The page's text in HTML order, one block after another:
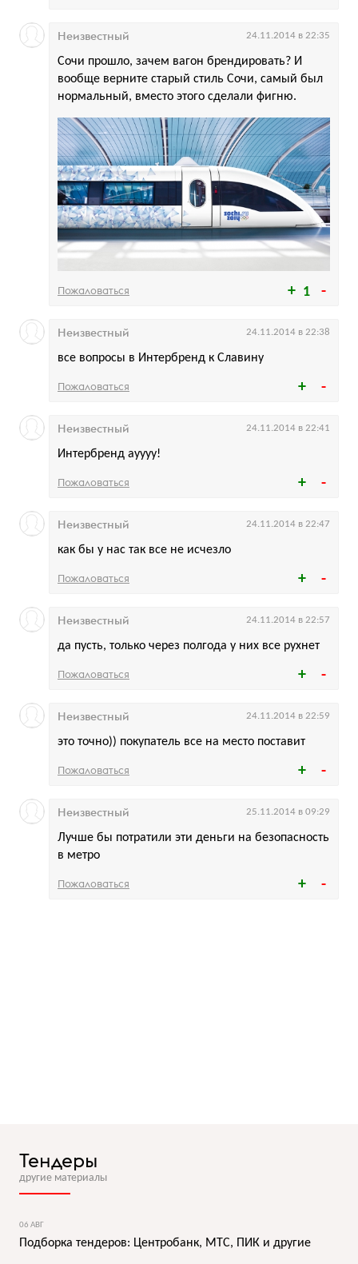
1
Сочи прошло, зачем вагон брендировать? И
вообще верните старый стиль Сочи, самый был
нормальный, вместо этого сделали фигню.
Неизвестный 24.11.2014 в 22:35
Пожаловаться
все вопросы в Интербренд к Славину
Неизвестный 24.11.2014 в 22:38
Пожаловаться
Интербренд ауууу!
Неизвестный 24.11.2014 в 22:41
Пожаловаться
как бы у нас так все не исчезло
Неизвестный 24.11.2014 в 22:47
Пожаловаться
да пусть, только через полгода у них все рухнет
Неизвестный 24.11.2014 в 22:57
Пожаловаться
это точно)) покупатель все на место поставит
Неизвестный 24.11.2014 в 22:59
Пожаловаться
Лучше бы потратили эти деньги на безопасность
в метро
Неизвестный 25.11.2014 в 09:29
Пожаловаться
Тендеры
другие материалы
06 АВГ
Подборка тендеров: Центробанк, МТС, ПИК и другие